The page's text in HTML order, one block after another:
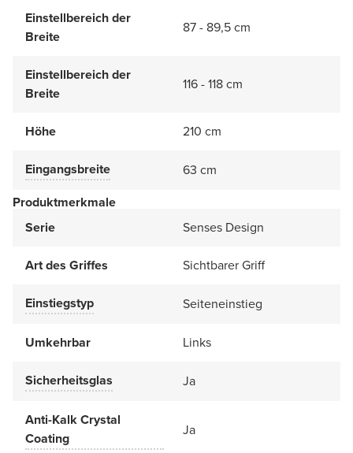
Einstellbereich der
Breite
87 - 89,5 cm
Einstellbereich der
Breite
116 - 118 cm
Höhe 210 cm
Eingangsbreite
63 cm
Produktmerkmale
Serie
Senses Design
Art des Griffes Sichtbarer Griff
Einstiegstyp Seiteneinstieg
Umkehrbar Links
Sicherheitsglas Ja
Anti-Kalk Crystal
Coating
Ja